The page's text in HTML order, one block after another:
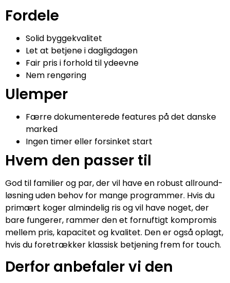
Fordele
Solid byggekvalitet
Let at betjene i dagligdagen
Fair pris i forhold til ydeevne
Nem rengøring
Ulemper
Færre dokumenterede features på det danske
marked
Ingen timer eller forsinket start
Hvem den passer til
God til familier og par, der vil have en robust allround-
løsning uden behov for mange programmer. Hvis du
primært koger almindelig ris og vil have noget, der
bare fungerer, rammer den et fornuftigt kompromis
mellem pris, kapacitet og kvalitet. Den er også oplagt,
hvis du foretrækker klassisk betjening frem for touch.
Derfor anbefaler vi den